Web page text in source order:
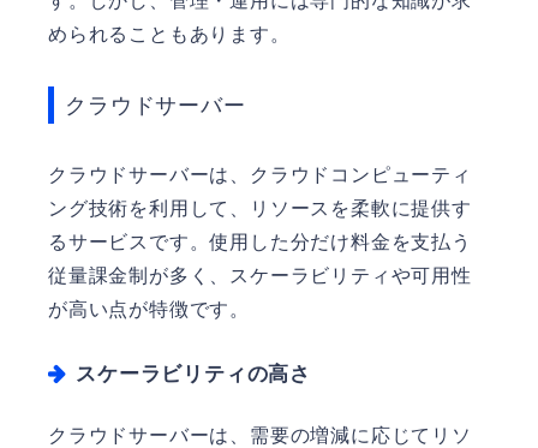
められることもあります。
クラウドサーバー
クラウドサーバーは、クラウドコンピューティ
ング技術を利用して、リソースを柔軟に提供す
るサービスです。使用した分だけ料金を支払う
従量課金制が多く、スケーラビリティや可用性
が高い点が特徴です。
スケーラビリティの高さ
クラウドサーバーは、需要の増減に応じてリソ